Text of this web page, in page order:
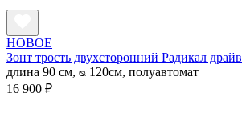
НОВОЕ
Зонт трость двухсторонний Радикал драйв
длина 90 см, ᴓ 120см, полуавтомат
16 900 ₽